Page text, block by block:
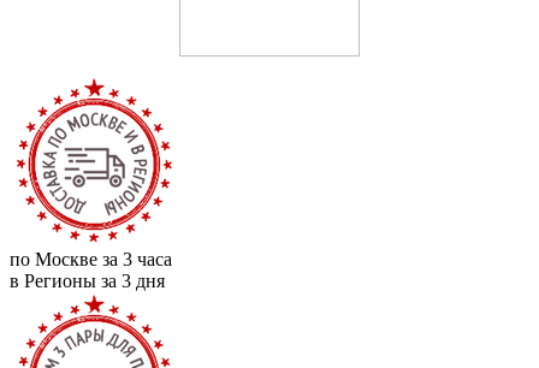
по Москве за 3 часа
в Регионы за 3 дня